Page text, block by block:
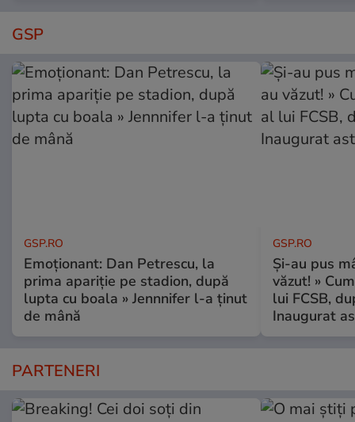
GSP
GSP.RO
Emoționant: Dan Petrescu, la
prima apariție pe stadion, după
lupta cu boala » Jennnifer l-a ținut
de mână
GSP.RO
Și-au pus
văzut! »
lui FCSB,
Inaugurat
PARTENERI